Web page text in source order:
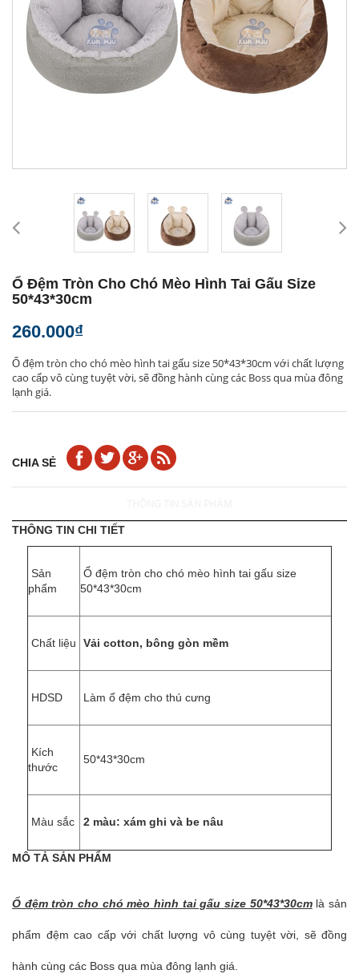
Ổ Đệm Tròn Cho Chó Mèo Hình Tai Gấu Size
50*43*30cm
260.000₫
Ổ đệm tròn cho chó mèo hình tai gấu size 50*43*30cm với chất lượng
cao cấp vô cùng tuyệt vời, sẽ đồng hành cùng các Boss qua mùa đông
lạnh giá.
CHIA SẺ
THÔNG TIN CHI TIẾT
Sản
phẩm
Ổ đệm tròn cho chó mèo hình tai gấu size
50*43*30cm
Chất liệu Vải cotton, bông gòn mềm
HDSD Làm ổ đệm cho thú cưng
Kích
thước
50*43*30cm
Màu sắc 2 màu: xám ghi và be nâu
MÔ TẢ SẢN PHẨM
Ổ đệm tròn cho chó mèo hình tai gấu size 50*43*30cmlà sản
phẩm đệm cao cấp với chất lượng vô cùng tuyệt vời, sẽ đồng
hành cùng các Boss qua mùa đông lạnh giá.